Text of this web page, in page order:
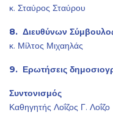
κ. Σταύρος Σταύρου
8. Διευθύνων
κ. Μίλτος Μιχαηλάς
9. Ερωτήσεις
Συντονισμός
Καθηγητής Λοΐζος Γ. Λοΐζο